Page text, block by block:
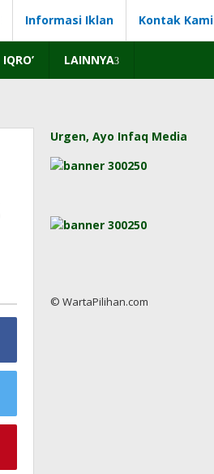
Informasi Iklan Kontak Kami
IQRO’ LAINNYA
Urgen, Ayo Infaq Media
© WartaPilihan.com